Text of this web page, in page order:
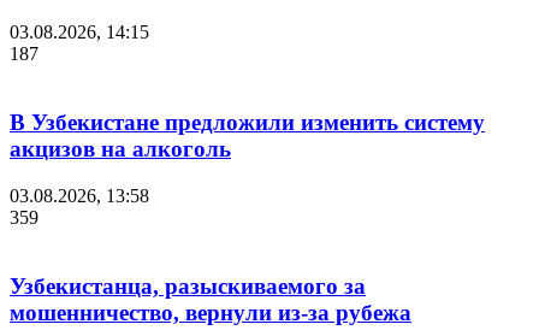
03.08.2026, 14:15
187
В Узбекистане предложили изменить систему
акцизов на алкоголь
03.08.2026, 13:58
359
Узбекистанца, разыскиваемого за
мошенничество, вернули из-за рубежа